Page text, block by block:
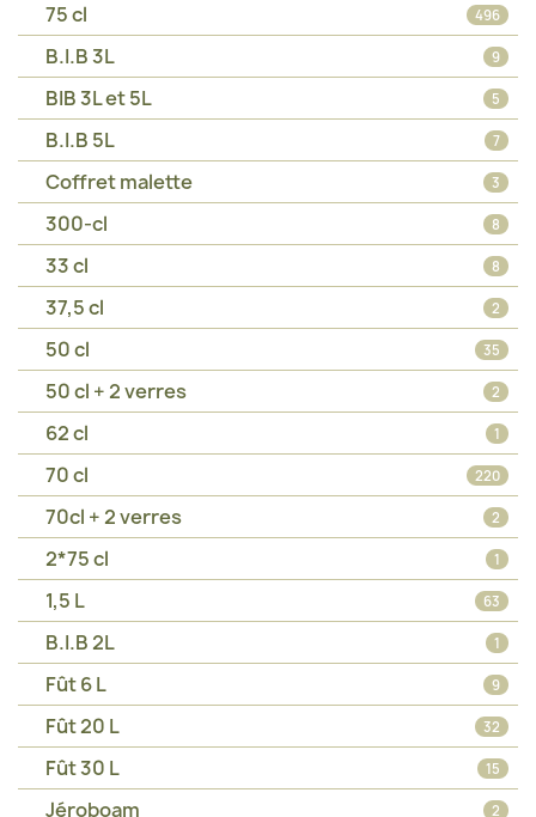
75 cl 496
B.I.B 3L 9
BIB 3L et 5L 5
B.I.B 5L 7
Coffret malette 3
300-cl 8
33 cl 8
37,5 cl 2
50 cl 35
50 cl + 2 verres 2
62 cl 1
70 cl 220
70cl + 2 verres 2
2*75 cl 1
1,5 L 63
B.I.B 2L 1
Fût 6 L 9
Fût 20 L 32
Fût 30 L 15
Jéroboam 2